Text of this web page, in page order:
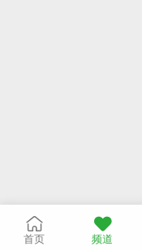
首页 频道